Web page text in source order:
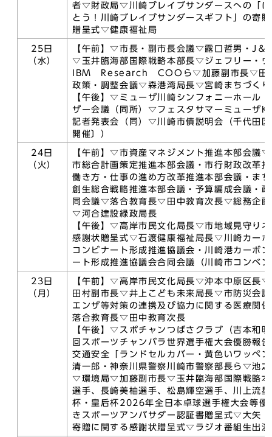
者▽財政局▽川崎ブレイブサンダースへの「に
とう！川崎ブレイブサンダースギフト」の寄
贈呈式▽健康福祉局
25日
（水）
【午前】▽市長・副市長会議▽露口哲男・J＆
▽玉井臨海部国際戦略本部長▽ジェフリー・ウ
IBM Research COOら▽加藤副市長▽田
政策・調整会議▽森港湾局長▽宮崎まちづく
【午後】▽ミューザ川崎シンフォニーホール
ザー会議（同所）▽フェスタサマーミューザ
記者発表会（同）▽川崎市債説明会（千代田
開催〕）
24日
（火）
【午前】▽市資産マネジメント推進本部会議
市総合計画策定推進本部会議・市行財政改革
働き方・仕事の進め方改革推進本部会議・ま
創生総合戦略推進本部会議・予算編成会議・
同会議▽落合教育長▽田中教育次長▽総務企
▽河合建設緑政局長
【午後】▽高岸市民文化局長▽市地域見守り
感謝状贈呈式▽石渡健康福祉局長▽川崎カーボ
コンビナート形成推進協議会・川崎港カーボ
ート形成推進協議会合同会議（川崎市コンベ
23日
（月）
【午前】▽高岸市民文化局長▽沖本中原区長
田村副市長▽井上こども未来局長▽市防災会
エンザ等対策の連携及び協力に関する医療関
落合教育長▽田中教育次長
【午後】▽スポチャンつばさクラブ（吉本和
回スポーツチャンバラ世界選手権大会優勝報
交通安全「ランドセルカバー・黄色いワッペ
清一郎・神奈川県警察川崎市警察部長ら▽池
▽環境局▽加藤副市長▽玉井臨海部国際戦略
選手、長崎美柚選手、松島輝空選手、川上流
杯・皇后杯2026年全日本卓球選手権大会等優
きスポーツアンバサダー認証書贈呈式▽大矢
寄贈に関する感謝状贈呈式▽ラジオ番組生出演